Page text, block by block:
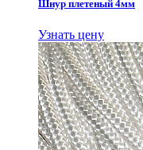
Шнур плетеный 4мм
Узнать цену